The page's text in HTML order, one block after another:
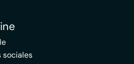
sociales